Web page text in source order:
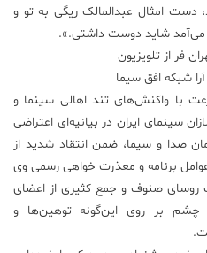
دست امثال عبدالمالک ریگی به تو و
شاید دوست داشتی.».
فر از تلویزیون
شبکه افق سیما
با واکنش‌های تند اهالی سینما و
سینمای ایران در بیانیه‌ای اعتراضی
صدا و سیما، ضمن انتقاد شدید از
عوامل برنامه و معذرت خواهی رسمی وی
روسای صنوف و جمع کثیری از اعضای
چشم بر روی این‌گونه توهین‌ها و